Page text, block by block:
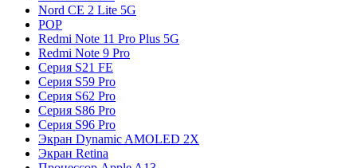
Nord CE 2 Lite 5G
POP
Redmi Note 11 Pro Plus 5G
Redmi Note 9 Pro
Серия S21 FE
Серия S59 Pro
Серия S62 Pro
Серия S86 Pro
Серия S96 Pro
Экран Dynamic AMOLED 2X
Экран Retina